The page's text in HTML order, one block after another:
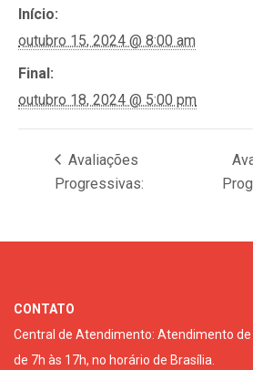
Início:
outubro 15, 2024 @ 8:00 am
Final:
outubro 18, 2024 @ 5:00 pm
Avaliações
Progressivas:
CONTATO
Central de Atendimento: Atendimento
de 7h às 17h, no horário de Brasília.